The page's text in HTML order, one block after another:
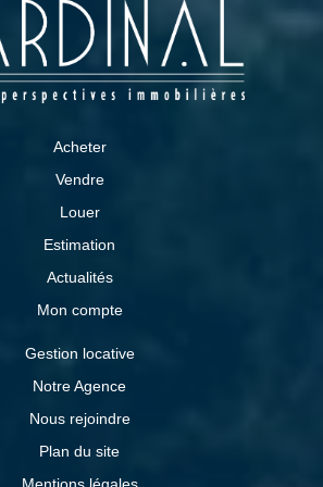
Acheter
Vendre
Louer
Estimation
Actualités
Mon compte
Gestion locative
Notre Agence
Nous rejoindre
Plan du site